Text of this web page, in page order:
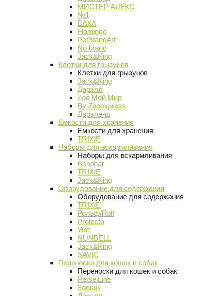
МИСТЕР АЛЕКС
№1
ВАКА
Flamingo
PetStandArt
No brand
Jack&King
Клетки для грызунов
Клетки для грызунов
Jack&King
Дарэлл
Zoo Мой Мир
By Zooexpress
Дарэленд
Емкости для хранения
Емкости для хранения
TRIXIE
Наборы для вскармливания
Наборы для вскармливания
Beaphar
TRIXIE
Jack&King
Оборудование для содержания
Оборудование для содержания
TRIXIE
Рольф/Rolf
Protecto
Уют
NUNBELL
Jack&King
SAVIC
Переноски для кошек и собак
Переноски для кошек и собак
PerseiLine
Зооник